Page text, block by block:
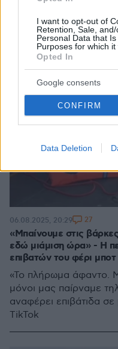
I want to opt-out of
Retention, Sale,
Personal Data that
Purposes for which it
Opted In
Google consents
CONFIRM
Data Deletion
«Μπαίνουμε στις
εδώ μιάμιση ώρα» - Η
επιβατών του φέρι
«Το πλήρωμα άφαντο.
μόνοι μας παίρναμε
αναφέρει επιβάτιδα
TikTok
06.08.2025, 20:29 27